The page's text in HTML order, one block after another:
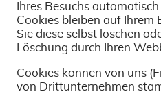
Ihres Besuchs
Cookies bleiben auf Ihrem
Sie diese selbst löschen
Löschung durch Ihren
Cookies können von uns
von Drittunternehmen